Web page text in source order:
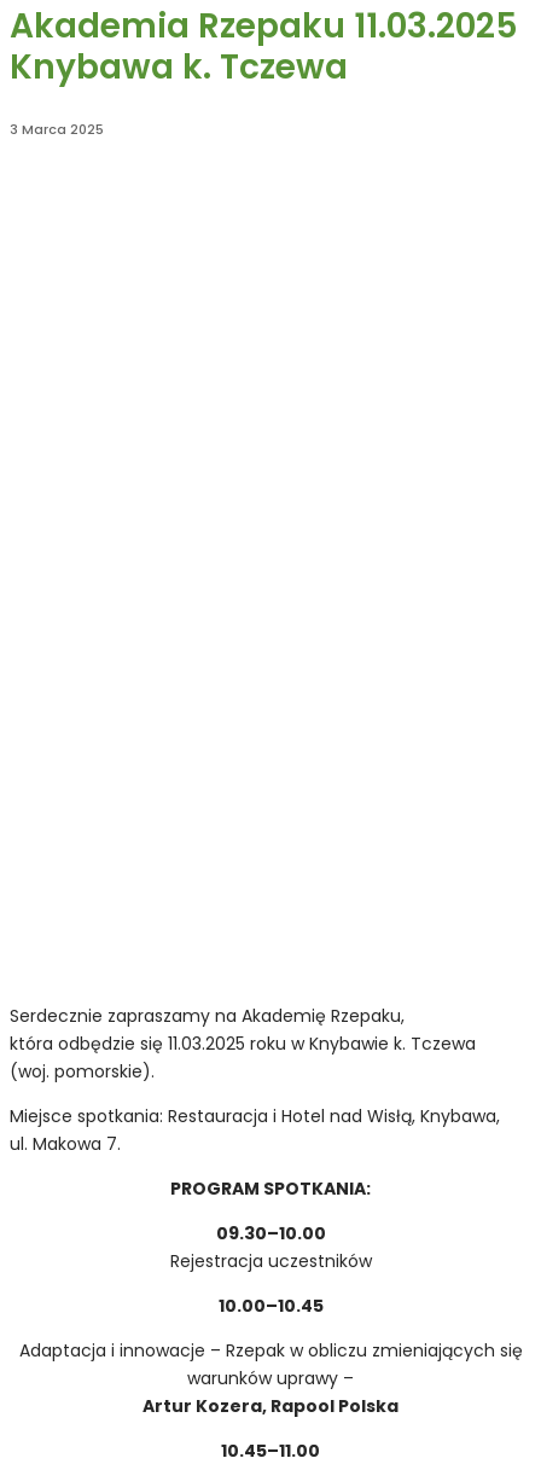
Akademia Rzepaku 11.03.2025
Knybawa k. Tczewa
3 Marca 2025
Serdecznie zapraszamy na Akademię Rzepaku,
która odbędzie się 11.03.2025 roku w Knybawie k. Tczewa
(woj. pomorskie).
Miejsce spotkania: Restauracja i Hotel nad Wisłą, Knybawa,
ul. Makowa 7.
PROGRAM SPOTKANIA:
09.30–10.00
Rejestracja uczestników
10.00–10.45
Adaptacja i innowacje – Rzepak w obliczu zmieniających się
warunków uprawy –
Artur Kozera, Rapool Polska
10.45–11.00